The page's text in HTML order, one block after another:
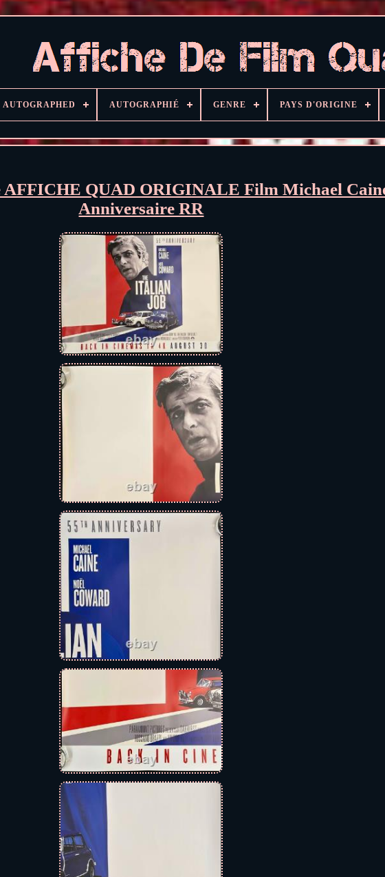
AUTOGRAPHED AUTOGRAPHIÉ GENRE PAYS D'ORIGINE
QUAD ORIGINALE Film Michael
Anniversaire RR